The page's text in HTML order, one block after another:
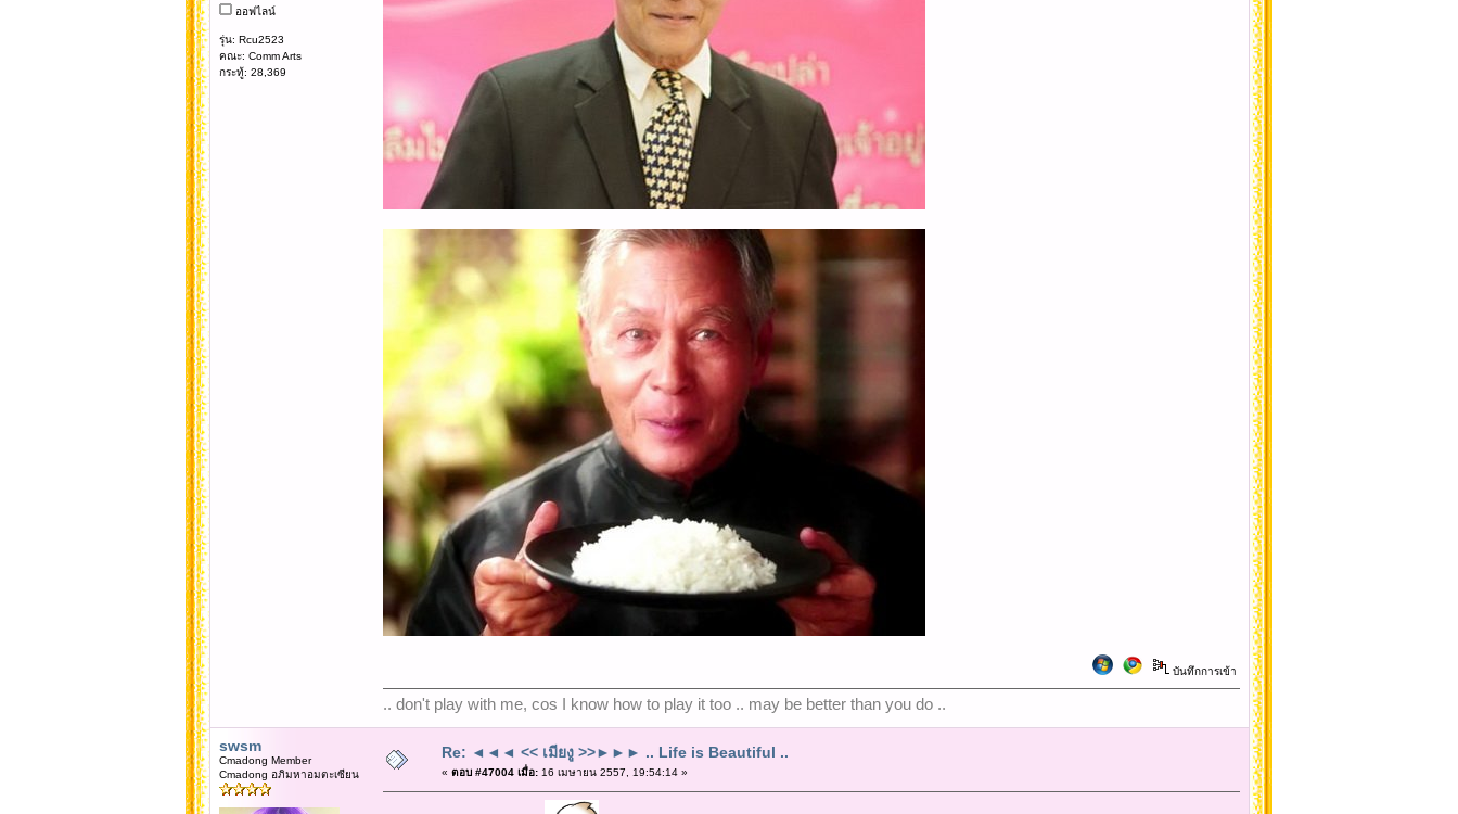
ออฟไลน์
รุ่น: Rcu2523
คณะ: Comm Arts
กระทู้: 28,369
บันทึกการเข้า
.. don't play with me, cos I know how to play it too .. may be better than you do ..
swsm
Cmadong Member
Cmadong อภิมหาอมตะเซียน
Re: ◄◄◄ << เมียงู >>►►► .. Life is Beautiful ..
« ตอบ #47004 เมื่อ:16 เมษายน 2557, 19:54:14 »